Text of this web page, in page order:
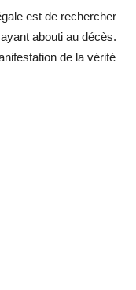
est de rechercher
abouti au décès.
de la vérité